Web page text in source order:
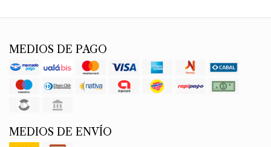
MEDIOS DE PAGO
MEDIOS DE ENVÍO